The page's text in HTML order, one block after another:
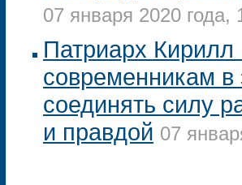
07 января 2020 года,
Патриарх
современникам в
соединять силу
и правдой 07